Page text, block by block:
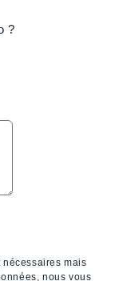
?
mais
nous vous